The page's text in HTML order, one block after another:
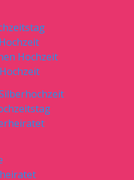
Hochzeit
Hochzeit
Silberhochzeit